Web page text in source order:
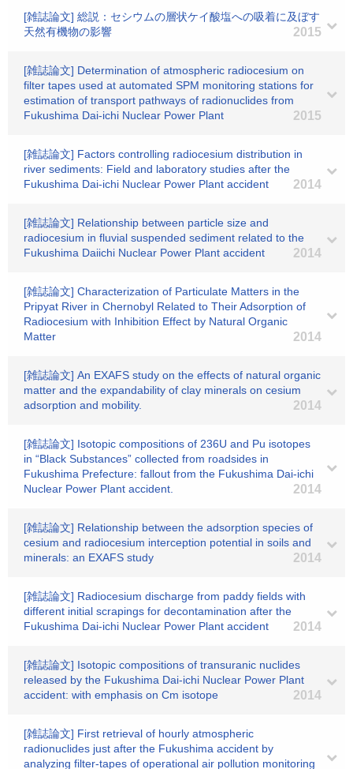
[雑誌論文] 総説：セシウムの層状ケイ酸塩への吸着に及ぼす
天然有機物の影響
2015
[雑誌論文] Determination of atmospheric radiocesium on
filter tapes used at automated SPM monitoring stations for
estimation of transport pathways of radionuclides from
Fukushima Dai-ichi Nuclear Power Plant
2015
[雑誌論文] Factors controlling radiocesium distribution in
river sediments: Field and laboratory studies after the
Fukushima Dai-ichi Nuclear Power Plant accident
2014
[雑誌論文] Relationship between particle size and
radiocesium in fluvial suspended sediment related to the
Fukushima Daiichi Nuclear Power Plant accident
2014
[雑誌論文] Characterization of Particulate Matters in the
Pripyat River in Chernobyl Related to Their Adsorption of
Radiocesium with Inhibition Effect by Natural Organic
Matter
2014
[雑誌論文] An EXAFS study on the effects of natural organic
matter and the expandability of clay minerals on cesium
adsorption and mobility.
2014
[雑誌論文] Isotopic compositions of 236U and Pu isotopes
in “Black Substances” collected from roadsides in
Fukushima Prefecture: fallout from the Fukushima Dai-ichi
Nuclear Power Plant accident.
2014
[雑誌論文] Relationship between the adsorption species of
cesium and radiocesium interception potential in soils and
minerals: an EXAFS study
2014
[雑誌論文] Radiocesium discharge from paddy fields with
different initial scrapings for decontamination after the
Fukushima Dai-ichi Nuclear Power Plant accident
2014
[雑誌論文] Isotopic compositions of transuranic nuclides
released by the Fukushima Dai-ichi Nuclear Power Plant
accident: with emphasis on Cm isotope
2014
[雑誌論文] First retrieval of hourly atmospheric
radionuclides just after the Fukushima accident by
analyzing filter-tapes of operational air pollution monitoring